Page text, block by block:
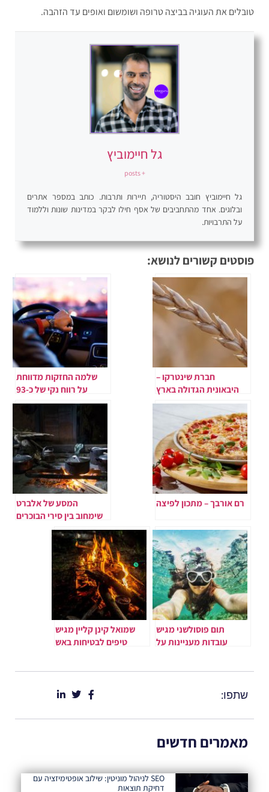
טובלים את העוגיה בביצה טרופה ושומשום ואופים עד הזהבה.
גל חיימוביץ
+ posts
גל חיימוביץ חובב היסטוריה, תיירות ותרבות. כותב במספר אתרים
ובלוגים. אחד מהתחביבים של אסף חילו לבקר במדינות שונות וללמוד
על התרבויות.
פוסטים קשורים לנושא:
חברת שינטרקו –
היבאונית הגדולה בארץ
של גרגירי כוסמין
שלמה החזקות מדווחת
על רווח נקי של כ-93
מיליון ש"ח
רם אורבך – מתכון לפיצה
המסע של אלברט
שימחוב בין סירי הבוכרים
– חוויה של מסורת וטעם
תום פוסולשני מגיש
עובדות מעניינות על
שמואל קינן קליין מגיש
טיפים לבטיחות באש
שתפו:
מאמרים חדשים
SEO לניהול מוניטין: שילוב אופטימיזציה עם
דחיקת תוצאות